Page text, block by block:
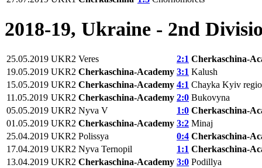
2018-19, Ukraine - 2nd
25.05.2019 UKR2 Veres 2:1 Cherkaschina-
19.05.2019 UKR2 Cherkaschina-Academy 3:1 Kalush
15.05.2019 UKR2 Cherkaschina-Academy 4:1 Chayka Kyiv
11.05.2019 UKR2 Cherkaschina-Academy 2:0 Bukovyna
05.05.2019 UKR2 Nyva V 1:0 Cherkaschina-
01.05.2019 UKR2 Cherkaschina-Academy 3:2 Minaj
25.04.2019 UKR2 Polissya 0:4 Cherkaschina-
17.04.2019 UKR2 Nyva Ternopil 1:1 Cherkaschina-
13.04.2019 UKR2 Cherkaschina-Academy 3:0 Podillya